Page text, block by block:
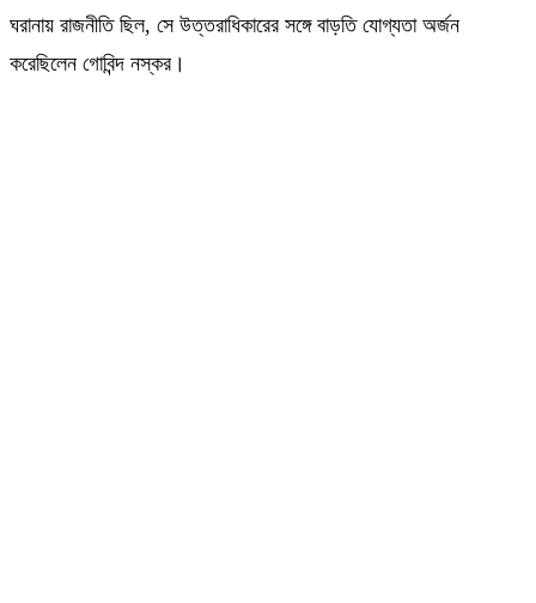
ঘরানায় রাজনীতি ছিল, সে উত্তরাধিকারের সঙ্গে বাড়তি যোগ্যতা অর্জন
করেছিলেন গোবিন্দ নস্কর।